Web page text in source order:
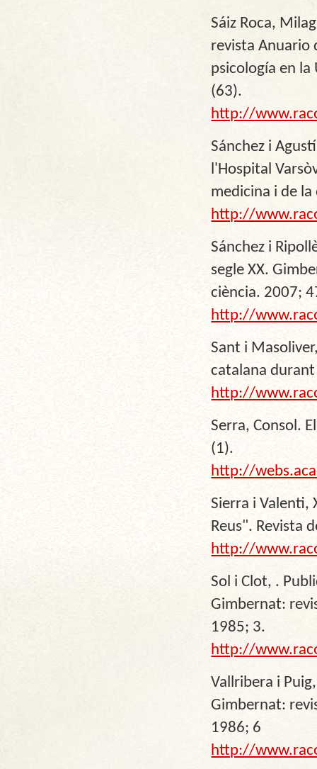
Sáiz Roca,
revista Anuario
psicología en
(63).
http://
Sánchez i
l'Hospital
medicina i de
http://
Sánchez i
segle XX.
ciència. 2007;
http://
Sant i
catalana durant
http://
Serra, Consol.
(1).
http://
Sierra i Valenti,
Reus". Revista
http://
Sol i Clot, .
Gimbernat:
1985; 3.
http://
Vallribera i
Gimbernat:
1986; 6
http://